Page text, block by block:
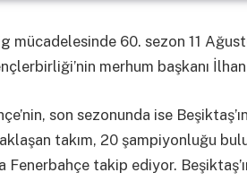
mücadelesinde 60. sezon 11
merhum başkanı İlhan
son sezonunda ise
takım, 20 şampiyonluğu
Fenerbahçe takip ediyor.